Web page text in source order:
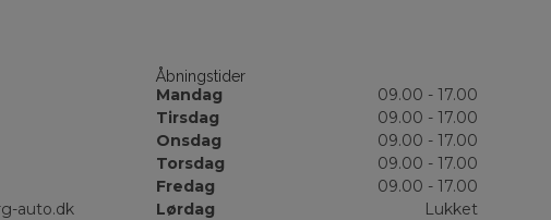
auto.dk
Åbningstider
Mandag
09.00 - 17.00
Tirsdag
09.00 - 17.00
Onsdag
09.00 - 17.00
Torsdag
09.00 - 17.00
Fredag
09.00 - 17.00
Lørdag
Lukket